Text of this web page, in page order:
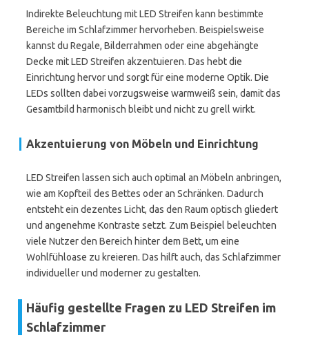
Indirekte Beleuchtung mit LED Streifen kann bestimmte
Bereiche im Schlafzimmer hervorheben. Beispielsweise
kannst du Regale, Bilderrahmen oder eine abgehängte
Decke mit LED Streifen akzentuieren. Das hebt die
Einrichtung hervor und sorgt für eine moderne Optik. Die
LEDs sollten dabei vorzugsweise warmweiß sein, damit das
Gesamtbild harmonisch bleibt und nicht zu grell wirkt.
Akzentuierung von Möbeln und Einrichtung
LED Streifen lassen sich auch optimal an Möbeln anbringen,
wie am Kopfteil des Bettes oder an Schränken. Dadurch
entsteht ein dezentes Licht, das den Raum optisch gliedert
und angenehme Kontraste setzt. Zum Beispiel beleuchten
viele Nutzer den Bereich hinter dem Bett, um eine
Wohlfühloase zu kreieren. Das hilft auch, das Schlafzimmer
individueller und moderner zu gestalten.
Häufig gestellte Fragen zu LED Streifen im
Schlafzimmer